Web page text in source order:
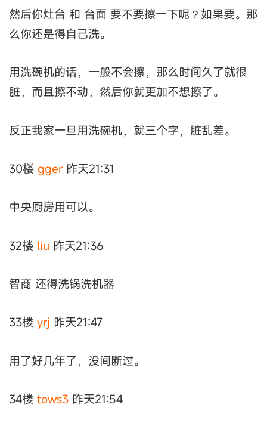
然后你灶台 和 台面 要不要擦一下呢？如果要。那
么你还是得自己洗。
用洗碗机的话，一般不会擦，那么时间久了就很
脏，而且擦不动，然后你就更加不想擦了。
反正我家一旦用洗碗机，就三个字，脏乱差。
30楼 gger 昨天21:31
中央厨房用可以。
32楼 liu 昨天21:36
智商 还得洗锅洗机器
33楼 yrj 昨天21:47
用了好几年了，没间断过。
34楼 tows3 昨天21:54